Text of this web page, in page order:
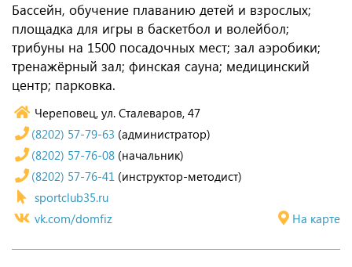
Бассейн, обучение плаванию детей и взрослых;
площадка для игры в баскетбол и волейбол;
трибуны на 1500 посадочных мест; зал аэробики;
тренажёрный зал; финская сауна; медицинский
центр; парковка.
Череповец, ул. Сталеваров, 47
На карте
(8202) 57-79-63 (администратор)
(8202) 57-76-08 (начальник)
(8202) 57-76-41 (инструктор-методист)
sportclub35.ru
vk.com/domfiz